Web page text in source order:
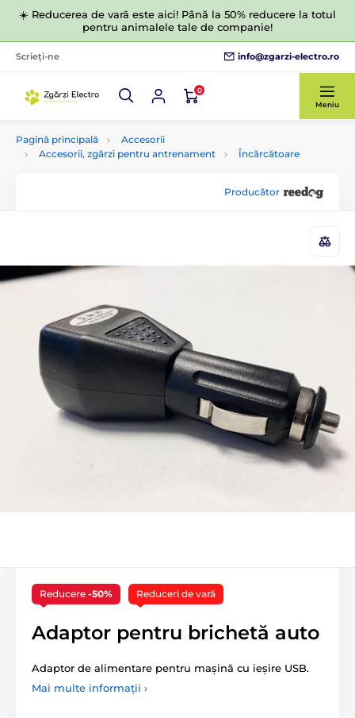
☀️ Reducerea de vară este aici! Până la 50% reducere la totul
pentru animalele tale de companie!
Scrieți-ne info@zgarzi-electro.ro
0
Meniu
Pagină principală
Accesorii
Accesorii, zgărzi pentru antrenament
Încărcătoare
Producător
Reducere -50% Reduceri de vară
Adaptor pentru brichetă auto
Adaptor de alimentare pentru mașină cu ieșire USB.
Mai multe informații ›